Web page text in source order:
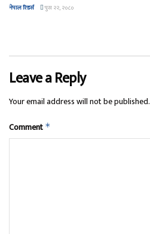
नेपाल रिडर्स पुस २२, २०८०
Leave a Reply
Your email address will not be published.
Comment *